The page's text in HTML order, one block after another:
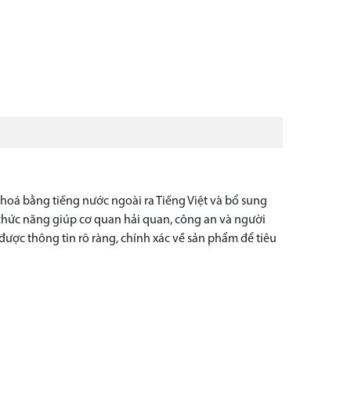
bằng tiếng nước ngoài ra Tiếng Việt và bổ sung
năng giúp cơ quan hải quan, công an và người
thông tin rõ ràng, chính xác về sản phẩm để tiêu